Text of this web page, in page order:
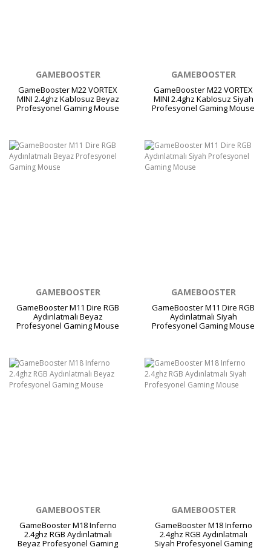
GAMEBOOSTER
GameBooster M22 VORTEX
MINI 2.4ghz Kablosuz Beyaz
Profesyonel Gaming Mouse
GAMEBOOSTER
GameBooster M22 VORTEX
MINI 2.4ghz Kablosuz Siyah
Profesyonel Gaming Mouse
GAMEBOOSTER
GameBooster M11 Dire RGB
Aydınlatmalı Beyaz
Profesyonel Gaming Mouse
GAMEBOOSTER
GameBooster M11 Dire RGB
Aydınlatmalı Siyah
Profesyonel Gaming Mouse
GAMEBOOSTER
GameBooster M18 Inferno
2.4ghz RGB Aydınlatmalı
Beyaz Profesyonel Gaming
GAMEBOOSTER
GameBooster M18 Inferno
2.4ghz RGB Aydınlatmalı
Siyah Profesyonel Gaming